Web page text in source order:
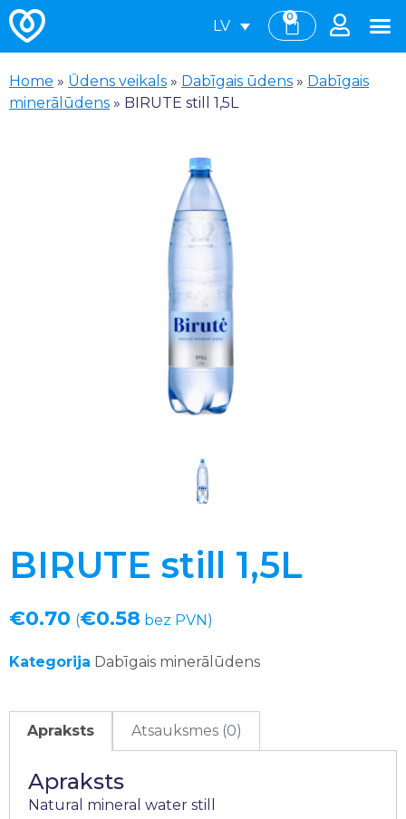
LV
0
Home » Ūdens veikals » Dabīgais ūdens » Dabīgais
minerālūdens » BIRUTE still 1,5L
BIRUTE still 1,5L
€0.70 (€0.58 bez PVN)
Kategorija Dabīgais minerālūdens
Apraksts Atsauksmes (0)
Apraksts
Natural mineral water still